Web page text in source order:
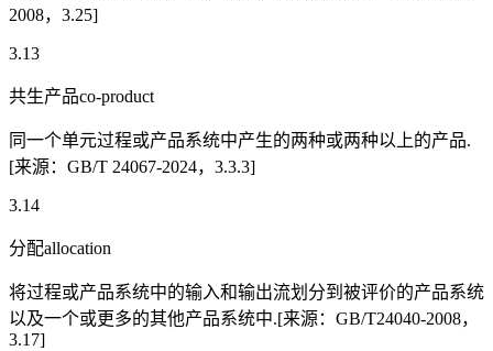
2008，3.25]
3.13
共生产品co-product
同一个单元过程或产品系统中产生的两种或两种以上的产品.
[来源：GB/T 24067-2024，3.3.3]
3.14
分配allocation
将过程或产品系统中的输入和输出流划分到被评价的产品系统
以及一个或更多的其他产品系统中.[来源：GB/T24040-2008，
3.17]